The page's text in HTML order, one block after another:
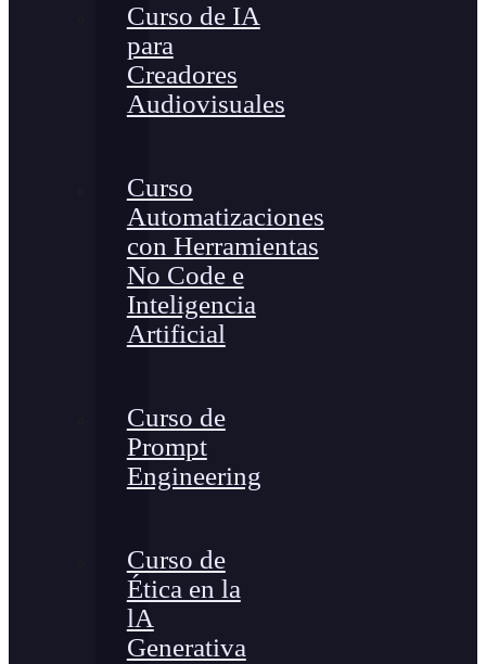
Curso de IA
para
Creadores
Audiovisuales
Curso
Automatizaciones
con Herramientas
No Code e
Inteligencia
Artificial
Curso de
Prompt
Engineering
Curso de
Ética en la
lA
Generativa